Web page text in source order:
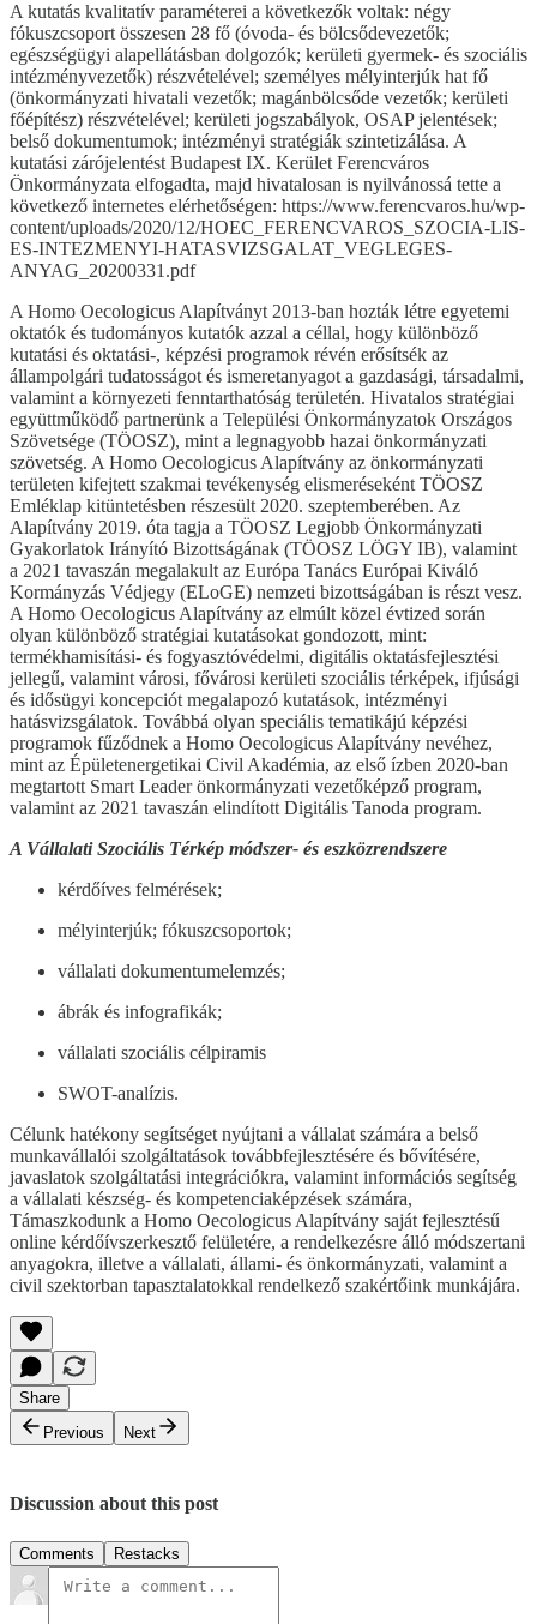
A kutatás kvalitatív paraméterei a következők voltak: négy
fókuszcsoport összesen 28 fő (óvoda- és bölcsődevezetők;
egészségügyi alapellátásban dolgozók; kerületi gyermek- és szociális
intézményvezetők) részvételével; személyes mélyinterjúk hat fő
(önkormányzati hivatali vezetők; magánbölcsőde vezetők; kerületi
főépítész) részvételével; kerületi jogszabályok, OSAP jelentések;
belső dokumentumok; intézményi stratégiák szintetizálása. A
kutatási zárójelentést Budapest IX. Kerület Ferencváros
Önkormányzata elfogadta, majd hivatalosan is nyilvánossá tette a
következő internetes elérhetőségen: https://www.ferencvaros.hu/wp-
content/uploads/2020/12/HOEC_FERENCVAROS_SZOCIA-LIS-
ES-INTEZMENYI-HATASVIZSGALAT_VEGLEGES-
ANYAG_20200331.pdf
A Homo Oecologicus Alapítványt 2013-ban hozták létre egyetemi
oktatók és tudományos kutatók azzal a céllal, hogy különböző
kutatási és oktatási-, képzési programok révén erősítsék az
állampolgári tudatosságot és ismeretanyagot a gazdasági, társadalmi,
valamint a környezeti fenntarthatóság területén. Hivatalos stratégiai
együttműködő partnerünk a Települési Önkormányzatok Országos
Szövetsége (TÖOSZ), mint a legnagyobb hazai önkormányzati
szövetség. A Homo Oecologicus Alapítvány az önkormányzati
területen kifejtett szakmai tevékenység elismeréseként TÖOSZ
Emléklap kitüntetésben részesült 2020. szeptemberében. Az
Alapítvány 2019. óta tagja a TÖOSZ Legjobb Önkormányzati
Gyakorlatok Irányító Bizottságának (TÖOSZ LÖGY IB), valamint
a 2021 tavaszán megalakult az Európa Tanács Európai Kiváló
Kormányzás Védjegy (ELoGE) nemzeti bizottságában is részt vesz.
A Homo Oecologicus Alapítvány az elmúlt közel évtized során
olyan különböző stratégiai kutatásokat gondozott, mint:
termékhamisítási- és fogyasztóvédelmi, digitális oktatásfejlesztési
jellegű, valamint városi, fővárosi kerületi szociális térképek, ifjúsági
és idősügyi koncepciót megalapozó kutatások, intézményi
hatásvizsgálatok. Továbbá olyan speciális tematikájú képzési
programok fűződnek a Homo Oecologicus Alapítvány nevéhez,
mint az Épületenergetikai Civil Akadémia, az első ízben 2020-ban
megtartott Smart Leader önkormányzati vezetőképző program,
valamint az 2021 tavaszán elindított Digitális Tanoda program.
A Vállalati Szociális Térkép módszer- és eszközrendszere
kérdőíves felmérések;
mélyinterjúk; fókuszcsoportok;
vállalati dokumentumelemzés;
ábrák és infografikák;
vállalati szociális célpiramis
SWOT-analízis.
Célunk hatékony segítséget nyújtani a vállalat számára a belső
munkavállalói szolgáltatások továbbfejlesztésére és bővítésére,
javaslatok szolgáltatási integrációkra, valamint információs segítség
a vállalati készség- és kompetenciaképzések számára,
Támaszkodunk a Homo Oecologicus Alapítvány saját fejlesztésű
online kérdőívszerkesztő felületére, a rendelkezésre álló módszertani
anyagokra, illetve a vállalati, állami- és önkormányzati, valamint a
civil szektorban tapasztalatokkal rendelkező szakértőink munkájára.
Share
Previous
Next
Discussion about this post
Comments Restacks